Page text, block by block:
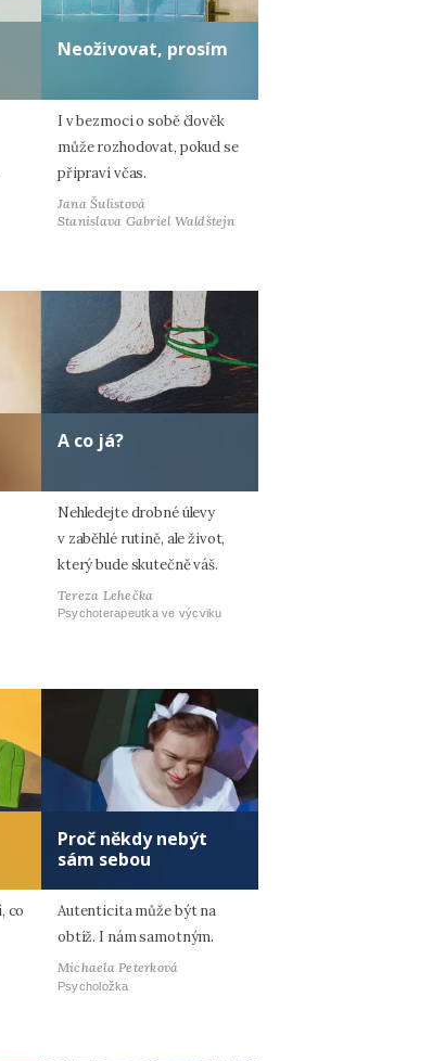
Neoživovat, prosím
I v bezmoci o sobě člověk
může rozhodovat, pokud se
připraví včas.
Jana Šulistová
Stanislava Gabriel Waldštejn
A co já?
Nehledejte drobné úlevy
v zaběhlé rutině, ale život,
který bude skutečně váš.
Tereza Lehečka
Psychoterapeutka ve výcviku
co
Proč někdy nebýt
sám sebou
Autenticita může být na
obtíž. I nám samotným.
Michaela Peterková
Psycholožka